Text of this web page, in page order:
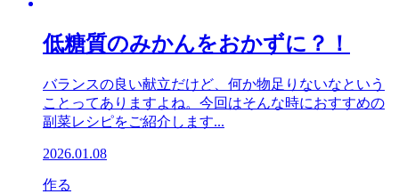
低糖質のみかんをおかずに？！
バランスの良い献立だけど、何か物足りないなという
ことってありますよね。今回はそんな時におすすめの
副菜レシピをご紹介します...
2026.01.08
作る